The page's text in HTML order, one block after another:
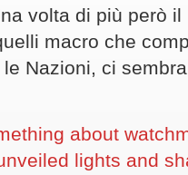
volta di più però
macro che
Nazioni, ci
about
lights and